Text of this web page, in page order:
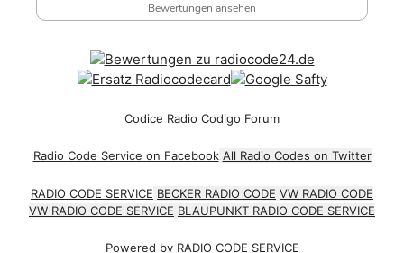
Bewertungen ansehen
Codice Radio Codigo Forum
Radio Code Service on Facebook All Radio Codes on Twitter
RADIO CODE SERVICE BECKER RADIO CODE VW RADIO CODE
VW RADIO CODE SERVICE BLAUPUNKT RADIO CODE SERVICE
Powered by RADIO CODE SERVICE